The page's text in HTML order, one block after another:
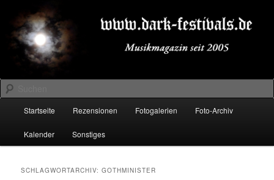
primären
Inhalt
springen
sekundären
Inhalt
springenDARK-FESTIVALS.DE
Suchen
Startseite Rezensionen Fotogalerien Foto-Archiv
Kalender Sonstiges
SCHLAGWORTARCHIV:GOTHMINISTER